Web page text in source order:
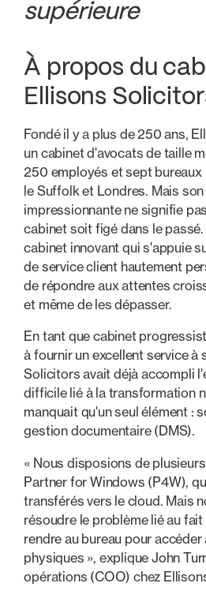
supérieure
À propos du
Ellisons
Fondé il y a plus de 250 ans,
un cabinet d'avocats de taille
250 employés et sept bureaux
le Suffolk et Londres. Mais
impressionnante ne signifie
cabinet soit figé dans le
cabinet innovant qui s'appuie
de service client hautement
de répondre aux attentes
et même de les dépasser.
En tant que cabinet
à fournir un excellent service à
Solicitors avait déjà accompli
difficile lié à la transformation
manquait qu'un seul élément :
gestion documentaire (DMS).
« Nous disposions de
Partner for Windows (P4W),
transférés vers le cloud. Mais
résoudre le problème lié au
rendre au bureau pour
physiques », explique John
opérations (COO) chez